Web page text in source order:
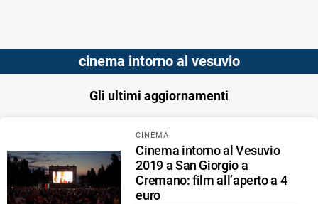
cinema intorno al vesuvio
Gli ultimi aggiornamenti
CINEMA
Cinema intorno al Vesuvio
2019 a San Giorgio a
Cremano: film all’aperto a 4
euro